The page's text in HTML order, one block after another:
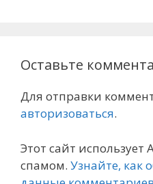
Оставьте
Для отправки
авторизоваться.
Этот сайт использует
спамом. Узнайте, как